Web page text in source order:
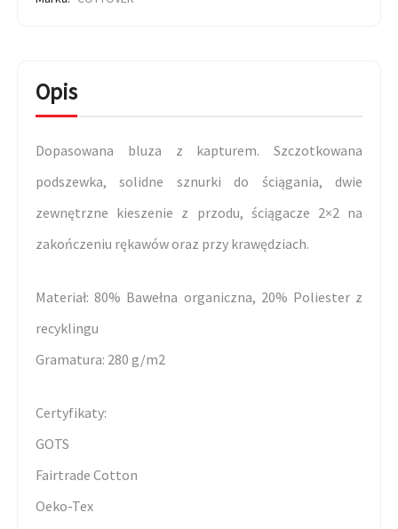
Opis
Dopasowana bluza z kapturem. Szczotkowana
podszewka, solidne sznurki do ściągania, dwie
zewnętrzne kieszenie z przodu, ściągacze 2×2 na
zakończeniu rękawów oraz przy krawędziach.
Materiał: 80% Bawełna organiczna, 20% Poliester z
recyklingu
Gramatura: 280 g/m2
Certyfikaty:
GOTS
Fairtrade Cotton
Oeko-Tex